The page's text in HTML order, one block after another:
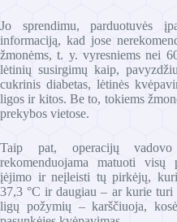
Jo sprendimu, parduotuvės
informaciją, kad jose
žmonėms, t. y. vyresniems nei
lėtinių susirgimų kaip,
cukrinis diabetas, lėtinės
ligos ir kitos. Be to, tokiems
prekybos vietose.
Taip pat, operacijų vadovo
rekomenduojama matuoti
įėjimo ir neįleisti tų pirkėjų,
37,3 °C ir daugiau – ar kurie
ligų požymių – karščiuoja,